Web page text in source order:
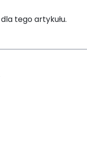
dla tego artykułu.